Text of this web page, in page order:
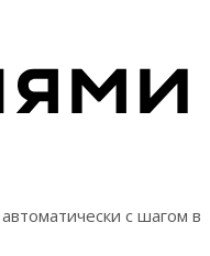
с шагом в